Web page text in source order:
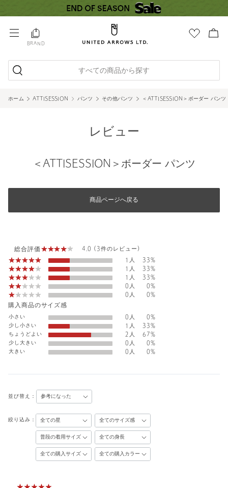
BRAND
すべての商品から探す
ホーム ATTISESSION パンツ その他パンツ ＜ATTISESSION＞ボーダー パンツ
レビュー
＜ATTISESSION＞ボーダー パンツ
商品ページへ戻る
総合評価
4.0 (3件のレビュー)
1人
33%
1人
33%
1人
33%
0人
0%
0人
0%
購入商品のサイズ感
小さい 0人
0%
少し小さい
1人
33%
ちょうどよい
2人
67%
少し大きい
0人
0%
大きい
0人 0%
並び替え：
絞り込み：